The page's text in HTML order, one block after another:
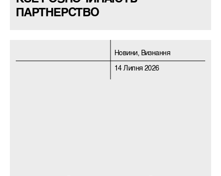
ПАРТНЕРСТВО
Новини, Визнання
14 Липня 2026